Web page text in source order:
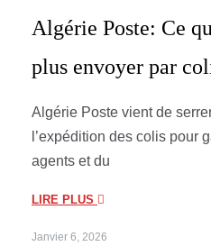
Algérie Poste: Ce
plus envoyer par
Algérie Poste vient de
l’expédition des colis pour
agents et du
LIRE PLUS
Janvier 6, 2026